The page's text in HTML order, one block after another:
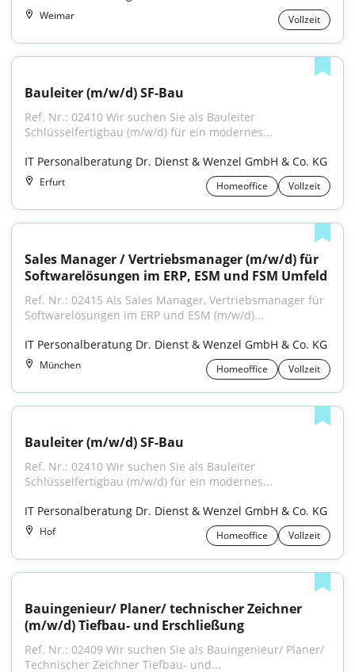
Weimar Vollzeit
Bauleiter (m/w/d) SF-Bau
Ref. Nr.: 02410 Wir suchen Sie als Bauleiter
Schlüsselfertigbau (m/w/d) für ein modernes...
IT Personalberatung Dr. Dienst & Wenzel GmbH & Co. KG
Erfurt Homeoffice Vollzeit
Sales Manager / Vertriebsmanager (m/w/d) für
Softwarelösungen im ERP, ESM und FSM Umfeld
Ref. Nr.: 02415 Als Sales Manager, Vertriebsmanager für
Softwarelösungen im ERP und ESM (m/w/d)...
IT Personalberatung Dr. Dienst & Wenzel GmbH & Co. KG
München Homeoffice Vollzeit
Bauleiter (m/w/d) SF-Bau
Ref. Nr.: 02410 Wir suchen Sie als Bauleiter
Schlüsselfertigbau (m/w/d) für ein modernes...
IT Personalberatung Dr. Dienst & Wenzel GmbH & Co. KG
Hof Homeoffice Vollzeit
Bauingenieur/ Planer/ technischer Zeichner
(m/w/d) Tiefbau- und Erschließung
Ref. Nr.: 02409 Wir suchen Sie als Bauingenieur/ Planer/
Technischer Zeichner Tiefbau- und...